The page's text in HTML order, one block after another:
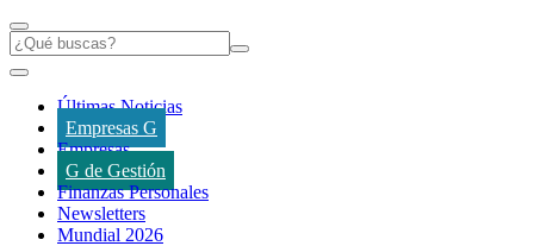
Últimas Noticias
Empresas G
Empresas
G de Gestión
Finanzas Personales
Newsletters
Mundial 2026